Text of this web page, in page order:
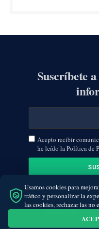
Suscríbete
Acepto recibir
he leído la Política de
Usamos cookies para
tráfico y personalizar la
las cookies, rechazar las no